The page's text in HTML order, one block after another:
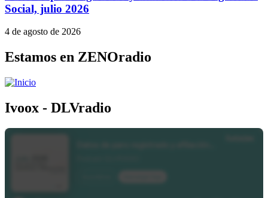
Social, julio 2026
4 de agosto de 2026
Estamos en ZENOradio
Ivoox - DLVradio